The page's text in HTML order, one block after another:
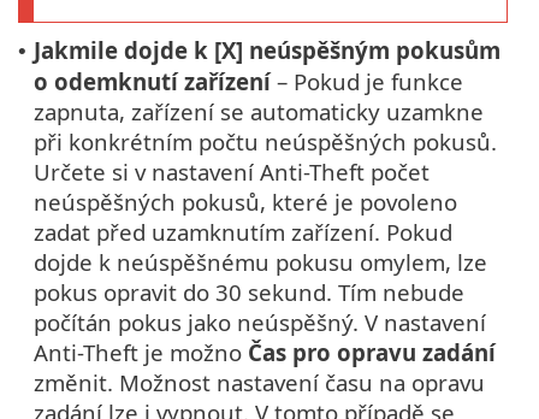
• Jakmile dojde k [X] neúspěšným pokusům
o odemknutí zařízení– Pokud je funkce
zapnuta, zařízení se automaticky uzamkne
při konkrétním počtu neúspěšných pokusů.
Určete si v nastavení Anti-Theft počet
neúspěšných pokusů, které je povoleno
zadat před uzamknutím zařízení. Pokud
dojde k neúspěšnému pokusu omylem, lze
pokus opravit do 30 sekund. Tím nebude
počítán pokus jako neúspěšný. V nastavení
Anti-Theft je možno Čas pro opravu zadání
změnit. Možnost nastavení času na opravu
zadání lze i vypnout. V tomto případě se